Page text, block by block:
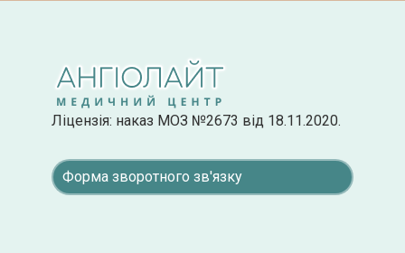
Ліцензія: наказ МОЗ №2673 від 18.11.2020.
Форма зворотного зв'язку